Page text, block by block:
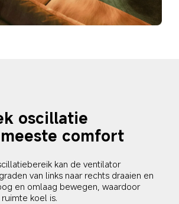
oscillatie
comfort
kan de ventilator
van links naar rechts draaien en
en omlaag bewegen, waardoor
koel is.